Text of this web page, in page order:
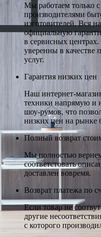
Мы работаем только
производителями
изготовителей. Вся
официальную
в сервисных
уверенны в качестве
услуг.
Гарантия низких цен
Наш интернет-
техники напрямую и
шоу-румов, что
низких цен на рынке
Полный возврат
Мы полностью вернем
соответстовать
доставлен вовремя.
Возврат платежа по
Если товар не
другие
с которого